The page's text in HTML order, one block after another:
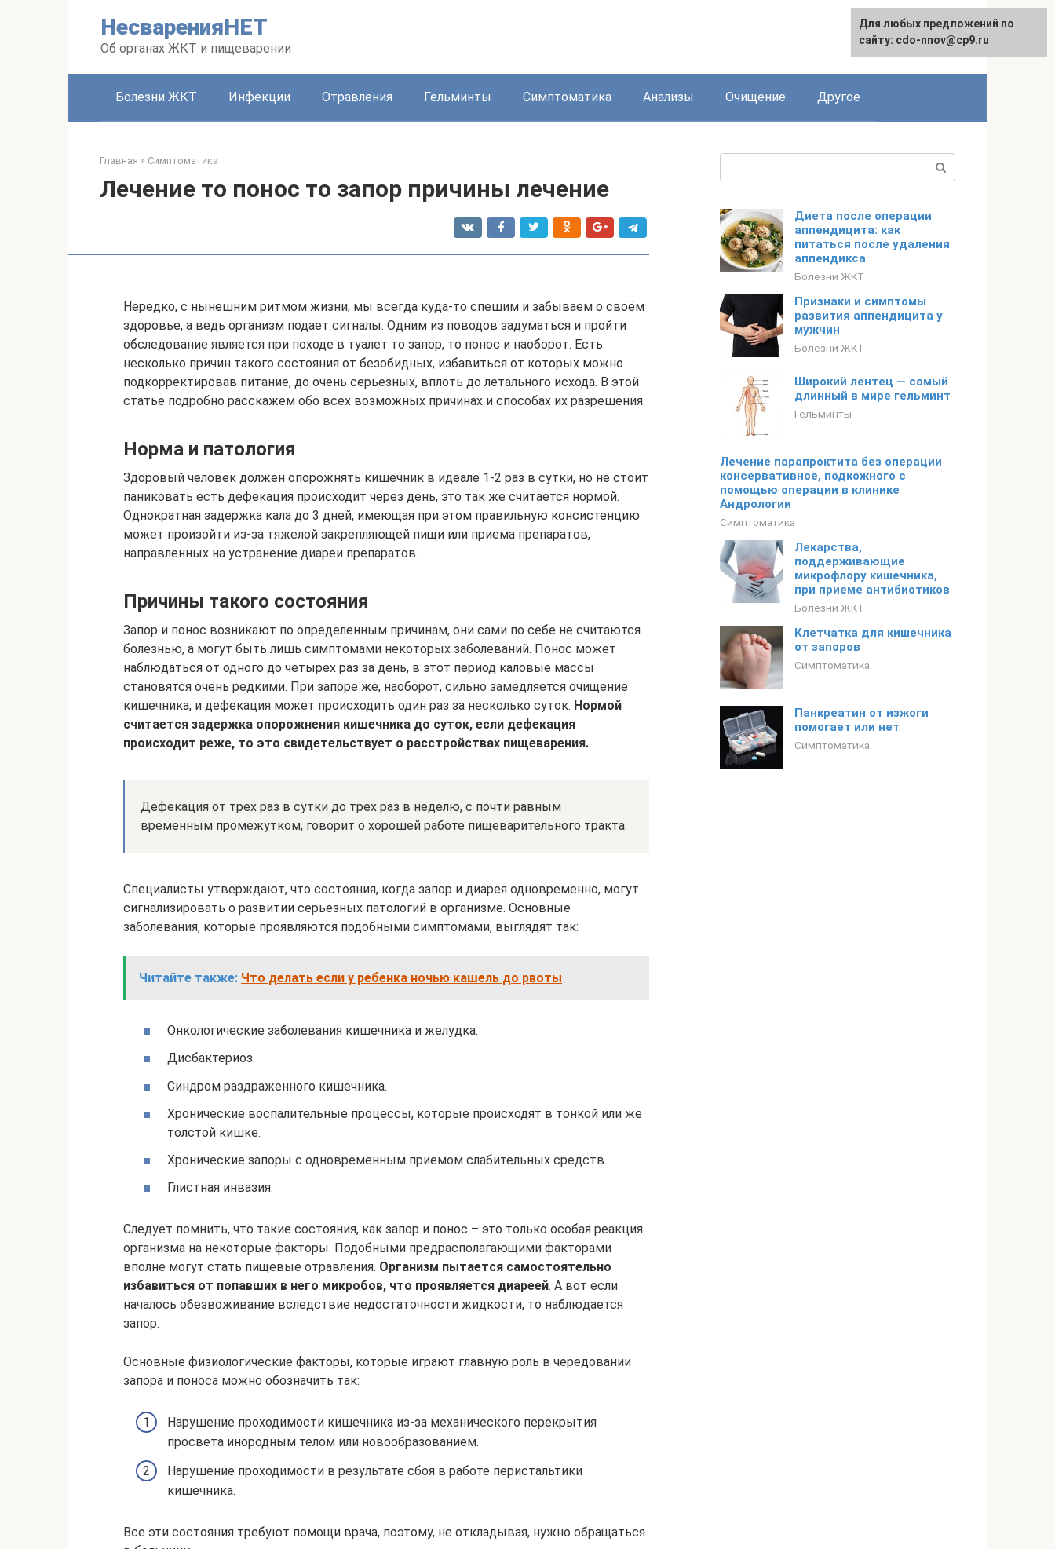
НесваренияНЕТ
Об органах ЖКТ и пищеварении
Болезни ЖКТ Инфекции Отравления Гельминты Симптоматика Анализы Очищение Другое
Главная » Симптоматика
Лечение то понос то запор причины лечение
Нередко, с нынешним ритмом жизни, мы всегда куда-то спешим и забываем о своём
здоровье, а ведь организм подает сигналы. Одним из поводов задуматься и пройти
обследование является при походе в туалет то запор, то понос и наоборот. Есть
несколько причин такого состояния от безобидных, избавиться от которых можно
подкорректировав питание, до очень серьезных, вплоть до летального исхода. В этой
статье подробно расскажем обо всех возможных причинах и способах их разрешения.
Норма и патология
Здоровый человек должен опорожнять кишечник в идеале 1-2 раз в сутки, но не стоит
паниковать есть дефекация происходит через день, это так же считается нормой.
Однократная задержка кала до 3 дней, имеющая при этом правильную консистенцию
может произойти из-за тяжелой закрепляющей пищи или приема препаратов,
направленных на устранение диареи препаратов.
Причины такого состояния
Запор и понос возникают по определенным причинам, они сами по себе не считаются
болезнью, а могут быть лишь симптомами некоторых заболеваний. Понос может
наблюдаться от одного до четырех раз за день, в этот период каловые массы
становятся очень редкими. При запоре же, наоборот, сильно замедляется очищение
кишечника, и дефекация может происходить один раз за несколько суток. Нормой
считается задержка опорожнения кишечника до суток, если дефекация
происходит реже, то это свидетельствует о расстройствах пищеварения.
Дефекация от трех раз в сутки до трех раз в неделю, с почти равным
временным промежутком, говорит о хорошей работе пищеварительного тракта.
Специалисты утверждают, что состояния, когда запор и диарея одновременно, могут
сигнализировать о развитии серьезных патологий в организме. Основные
заболевания, которые проявляются подобными симптомами, выглядят так:
Читайте также: Что делать если у ребенка ночью кашель до рвоты
Онкологические заболевания кишечника и желудка.
Дисбактериоз.
Синдром раздраженного кишечника.
Хронические воспалительные процессы, которые происходят в тонкой или же
толстой кишке.
Хронические запоры с одновременным приемом слабительных средств.
Глистная инвазия.
Следует помнить, что такие состояния, как запор и понос – это только особая реакция
организма на некоторые факторы. Подобными предрасполагающими факторами
вполне могут стать пищевые отравления. Организм пытается самостоятельно
избавиться от попавших в него микробов, что проявляется диареей. А вот если
началось обезвоживание вследствие недостаточности жидкости, то наблюдается
запор.
Основные физиологические факторы, которые играют главную роль в чередовании
запора и поноса можно обозначить так:
Нарушение проходимости кишечника из-за механического перекрытия
просвета инородным телом или новообразованием.
Нарушение проходимости в результате сбоя в работе перистальтики
кишечника.
Все эти состояния требуют помощи врача, поэтому, не откладывая, нужно обращаться
Диета после операции
аппендицита: как
питаться после удаления
аппендикса
Болезни ЖКТ
Признаки и симптомы
развития аппендицита у
мужчин
Болезни ЖКТ
Широкий лентец — самый
длинный в мире гельминт
Гельминты
Лечение парапроктита без операции
консервативное, подкожного с
помощью операции в клинике
Андрологии
Симптоматика
Лекарства,
поддерживающие
микрофлору кишечника,
при приеме антибиотиков
Болезни ЖКТ
Клетчатка для кишечника
от запоров
Симптоматика
Панкреатин от изжоги
помогает или нет
Симптоматика
Для любых предложений по
сайту: cdo-nnov@cp9.ru